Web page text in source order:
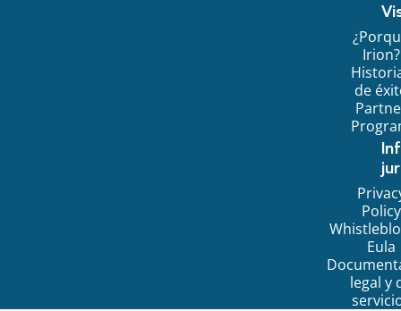
Irion?
de
Policy
Eula
legal y